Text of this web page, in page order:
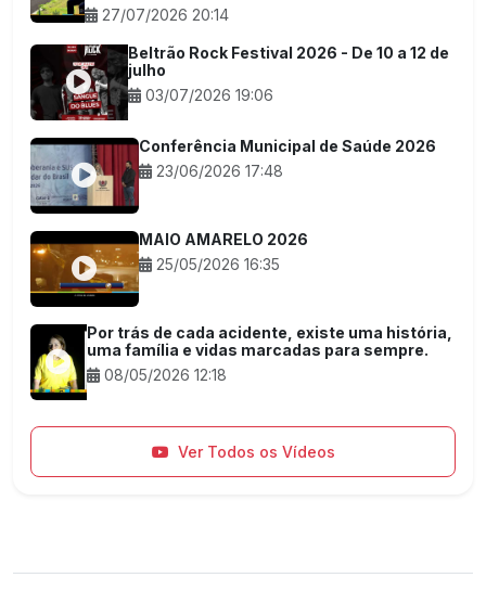
27/07/2026 20:14
Beltrão Rock Festival 2026 - De 10 a 12 de
julho
03/07/2026 19:06
Conferência Municipal de Saúde 2026
23/06/2026 17:48
MAIO AMARELO 2026
25/05/2026 16:35
Por trás de cada acidente, existe uma história,
uma família e vidas marcadas para sempre.
08/05/2026 12:18
Ver Todos os Vídeos